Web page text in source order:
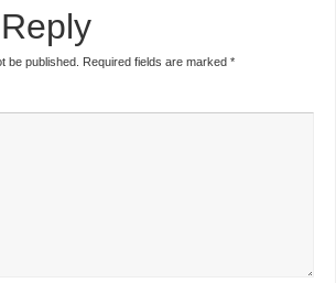
be published. Required fields are marked *